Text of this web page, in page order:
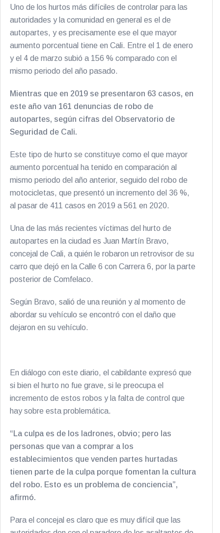
Uno de los hurtos más difíciles de controlar para las
autoridades y la comunidad en general es el de
autopartes, y es precisamente ese el que mayor
aumento porcentual tiene en Cali. Entre el 1 de enero
y el 4 de marzo subió a 156 % comparado con el
mismo periodo del año pasado.
Mientras que en 2019 se presentaron 63 casos, en
este año van 161 denuncias de robo de
autopartes, según cifras del Observatorio de
Seguridad de Cali.
Este tipo de hurto se constituye como el que mayor
aumento porcentual ha tenido en comparación al
mismo periodo del año anterior, seguido del robo de
motocicletas, que presentó un incremento del 36 %,
al pasar de 411 casos en 2019 a 561 en 2020.
Una de las más recientes víctimas del hurto de
autopartes en la ciudad es Juan Martín Bravo,
concejal de Cali, a quién le robaron un retrovisor de su
carro que dejó en la Calle 6 con Carrera 6, por la parte
posterior de Comfelaco.
Según Bravo, salió de una reunión y al momento de
abordar su vehículo se encontró con el daño que
dejaron en su vehículo.
En diálogo con este diario, el cabildante expresó que
si bien el hurto no fue grave, si le preocupa el
incremento de estos robos y la falta de control que
hay sobre esta problemática.
“La culpa es de los ladrones, obvio; pero las
personas que van a comprar a los
establecimientos que venden partes hurtadas
tienen parte de la culpa porque fomentan la cultura
del robo. Esto es un problema de conciencia”,
afirmó.
Para el concejal es claro que es muy difícil que las